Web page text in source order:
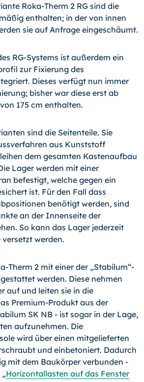
Roka-Therm 2 RG sind die
enthalten; in der von innen
sie auf Anfrage eingeschäumt.
RG-Systems ist außerdem ein
zur Fixie­rung des
Dieses verfügt nun immer
bisher war diese erst ab
175 cm enthalten.
sind die Seitenteile. Sie
aus Kunststoff
dem gesamten Kastenaufbau
Lager werden mit einer
befestigt, welche gegen ein
ist. Für den Fall dass
benötigt wer­den, sind
an der Innenseite der
So kann das Lager jederzeit
werden.
Therm 2 mit einer der „Stabilum“-
werden. Diese nehmen
auf und leiten sie in die
Premium-Produkt aus der
SK NB - ist sogar in der Lage,
aufzunehmen. Die
wird über einen mitge­lieferten
und einbetoniert. Dadurch
mit dem Baukörper verbunden -
Horizontallasten auf das Fenster